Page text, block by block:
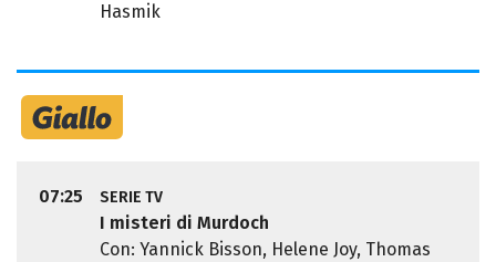
Hasmik
07:25 SERIE TV
I misteri di Murdoch
Con: Yannick Bisson, Helene Joy, Thomas